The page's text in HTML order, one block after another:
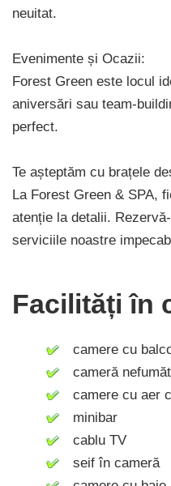
neuitat.
Evenimente și Ocazii:
Forest Green este locul
aniversări sau team-
perfect.
Te așteptăm cu brațele
La Forest Green & SPA,
atenție la detalii.
serviciile noastre
Facilități în
camere cu
cameră
camere cu aer
minibar
cablu TV
seif în cameră